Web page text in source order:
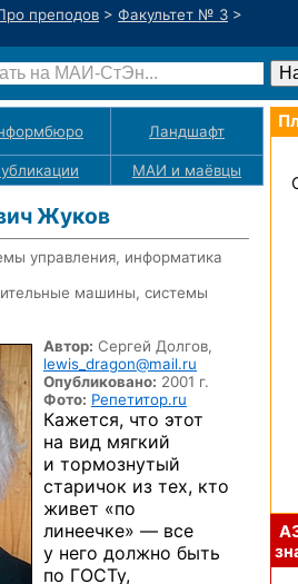
преподов > Факультет № 3 >
Ландшафт
МАИ и маёвцы
Жуков
управления, информатика
машины, системы
Автор: Сергей Долгов,
lewis_dragon@mail.ru
Опубликовано: 2001 г.
Фото: Репетитор.ru
Кажется, что этот
на вид мягкий
и тормознутый
старичок из тех, кто
живет «по
линеечке» — все
у него должно быть
по ГОСТу,